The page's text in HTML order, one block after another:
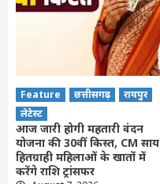
Feature छत्तीसगढ़
रायपुर
लेटेस्ट
आज जारी होगी महतारी वंदन
योजना की 30वीं किस्त, CM साय
हितग्राही महिलाओं के खातों में
करेंगे राशि ट्रांसफर